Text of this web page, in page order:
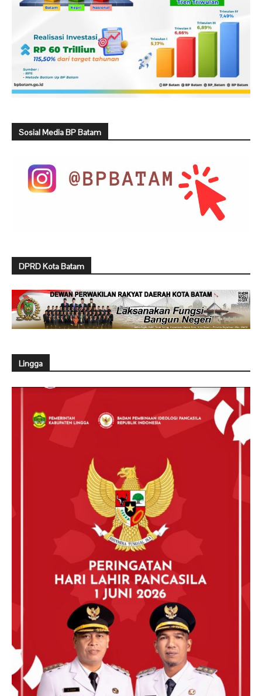
Sosial Media BP Batam
DPRD Kota Batam
Lingga